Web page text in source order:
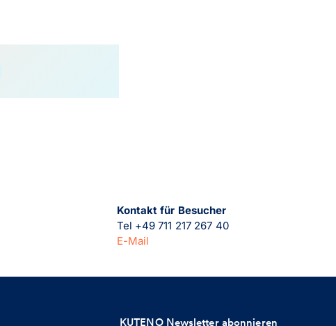
Kontakt für Besucher
Tel +49 711 217 267 40
E-Mail
KUTENO Newsletter abonnieren